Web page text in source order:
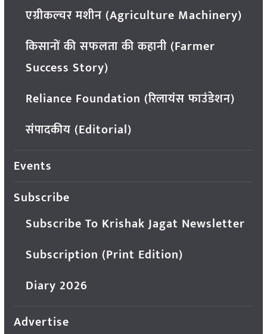
एग्रीकल्चर मशीन (Agriculture Machinery)
किसानों की सफलता की कहानी (Farmer
Success Story)
Reliance Foundation (रिलायंस फाउंडेशन)
संपादकीय (Editorial)
Events
Subscribe
Subscribe To Krishak Jagat Newsletter
Subscription (Print Edition)
Diary 2026
Advertise